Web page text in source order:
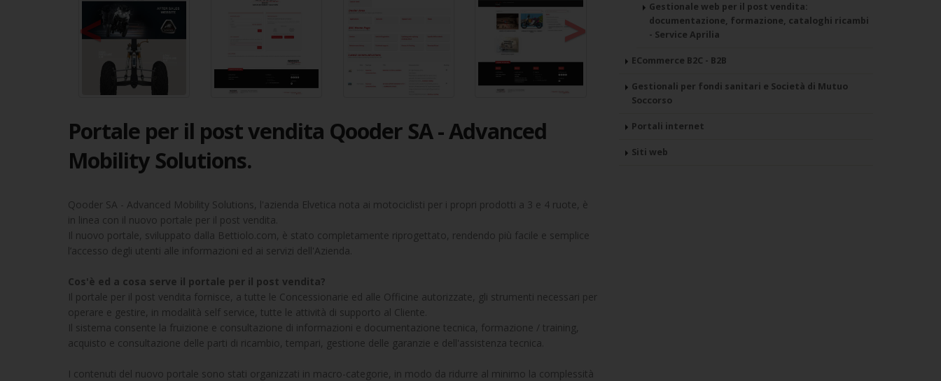
< >
Portale per il post vendita Qooder SA - Advanced
Mobility Solutions.
Qooder SA - Advanced Mobility Solutions, l'azienda Elvetica nota ai motociclisti per i propri prodotti a 3 e 4 ruote, è
in linea con il nuovo portale per il post vendita.
Il nuovo portale, sviluppato dalla Bettiolo.com, è stato completamente riprogettato, rendendo più facile e semplice
l’accesso degli utenti alle informazioni ed ai servizi dell'Azienda.
Cos'è ed a cosa serve il portale per il post vendita?
Il portale per il post vendita fornisce, a tutte le Concessionarie ed alle Officine autorizzate, gli strumenti necessari per
operare e gestire, in modalità self service, tutte le attività di supporto al Cliente.
Il sistema consente la fruizione e consultazione di informazioni e documentazione tecnica, formazione / training,
acquisto e consultazione delle parti di ricambio, tempari, gestione delle garanzie e dell'assistenza tecnica.
I contenuti del nuovo portale sono stati organizzati in macro-categorie, in modo da ridurre al minimo la complessità
Gestionale web per il post vendita:
documentazione, formazione, cataloghi ricambi
- Service Aprilia
ECommerce B2C - B2B
Gestionali per fondi sanitari e Società di Mutuo
Soccorso
Portali internet
Siti web